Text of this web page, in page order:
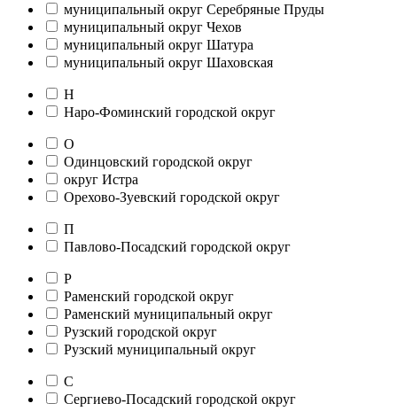
муниципальный округ Серебряные Пруды
муниципальный округ Чехов
муниципальный округ Шатура
муниципальный округ Шаховская
Н
Наро-Фоминский городской округ
О
Одинцовский городской округ
округ Истра
Орехово-Зуевский городской округ
П
Павлово-Посадский городской округ
Р
Раменский городской округ
Раменский муниципальный округ
Рузский городской округ
Рузский муниципальный округ
С
Сергиево-Посадский городской округ